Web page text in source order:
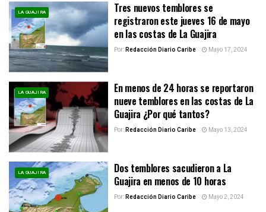
LA GUAJIRA
Tres nuevos temblores se
registraron este jueves 16 de mayo
en las costas de La Guajira
Por:Redacción Diario Caribe Mayo 17, 2024
LA GUAJIRA
En menos de 24 horas se reportaron
nueve temblores en las costas de La
Guajira ¿Por qué tantos?
Por:Redacción Diario Caribe Mayo 13, 2024
LA GUAJIRA
Dos temblores sacudieron a La
Guajira en menos de 10 horas
Por:Redacción Diario Caribe Mayo 2, 2024